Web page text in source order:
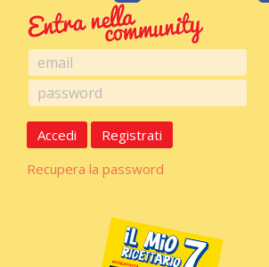
Accedi
Registrati
Recupera la password